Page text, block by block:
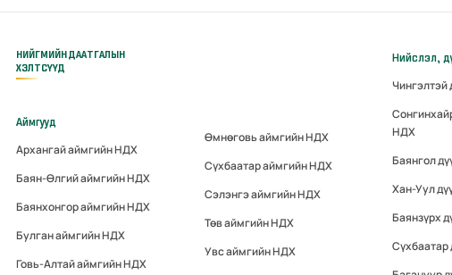
НИЙГМИЙН ДААТГАЛЫН
ХЭЛТСҮҮД
Аймгууд
Архангай аймгийн НДХ
Баян-Өлгий аймгийн НДХ
Баянхонгор аймгийн НДХ
Булган аймгийн НДХ
Говь-Алтай аймгийн НДХ
Өмнөговь аймгийн НДХ
Сүхбаатар аймгийн НДХ
Сэлэнгэ аймгийн НДХ
Төв аймгийн НДХ
Увс аймгийн НДХ
Нийслэл,
Чингэлтэй
НДХ
Баянгол
Хан-Уул
Баянзүрх
Сүхбаатар